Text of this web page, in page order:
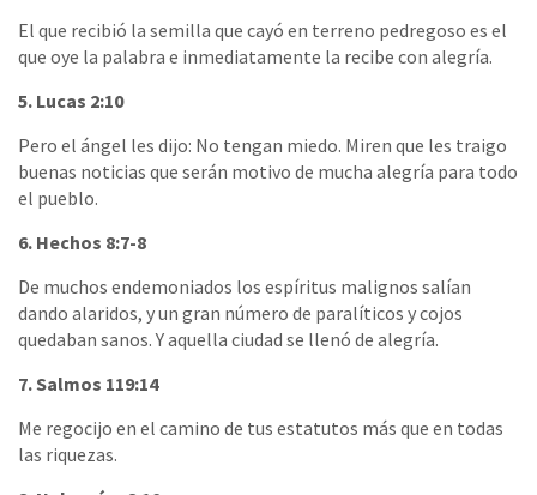
El que recibió la semilla que cayó en terreno pedregoso es el
que oye la palabra e inmediatamente la recibe con alegría.
5. Lucas 2:10
Pero el ángel les dijo: No tengan miedo. Miren que les traigo
buenas noticias que serán motivo de mucha alegría para todo
el pueblo.
6. Hechos 8:7-8
De muchos endemoniados los espíritus malignos salían
dando alaridos, y un gran número de paralíticos y cojos
quedaban sanos. Y aquella ciudad se llenó de alegría.
7. Salmos 119:14
Me regocijo en el camino de tus estatutos más que en todas
las riquezas.